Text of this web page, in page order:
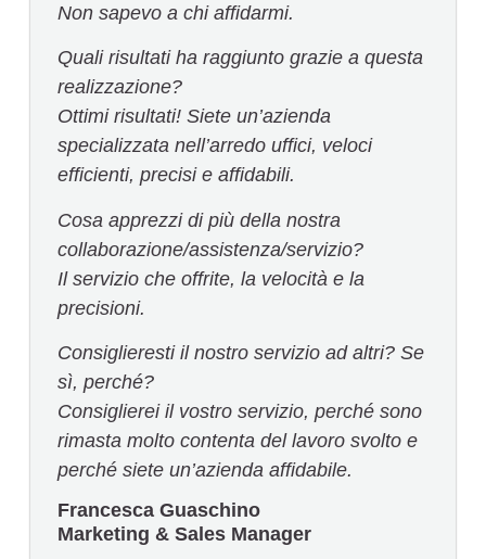
Non sapevo a chi affidarmi.
Quali risultati ha raggiunto grazie a questa
realizzazione?
Ottimi risultati! Siete un’azienda
specializzata nell’arredo uffici, veloci
efficienti, precisi e affidabili.
Cosa apprezzi di più della nostra
collaborazione/assistenza/servizio?
Il servizio che offrite, la velocità e la
precisioni.
Consiglieresti il nostro servizio ad altri? Se
sì, perché?
Consiglierei il vostro servizio, perché sono
rimasta molto contenta del lavoro svolto e
perché siete un’azienda affidabile.
Francesca Guaschino
Marketing & Sales Manager